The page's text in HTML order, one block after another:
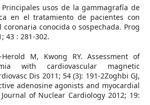
Principales usos de la gammagrafía de
en el tratamiento de pacientes con
conocida o sospechada. Prog
43 : 281-302.
Herold M, Kwong RY. Assessment of
with cardiovascular magnetic
Dis 2011; 54 (3): 191-2Zoghbi GJ,
adenosine agonists and myocardial
of Nuclear Cardiology 2012; 19: